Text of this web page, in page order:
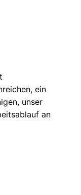
ein
unser
an